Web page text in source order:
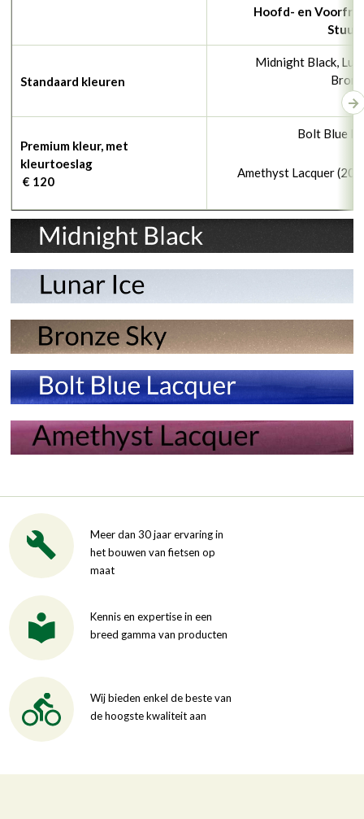
Hoofd- en
Standaard kleuren
Midnight Black,
Premium kleur, met
kleurtoeslag
€ 120
Bolt Blue
Amethyst Lacquer
Meer dan 30 jaar ervaring in
het bouwen van fietsen op
maat
Kennis en expertise in een
breed gamma van producten
Wij bieden enkel de beste van
de hoogste kwaliteit aan